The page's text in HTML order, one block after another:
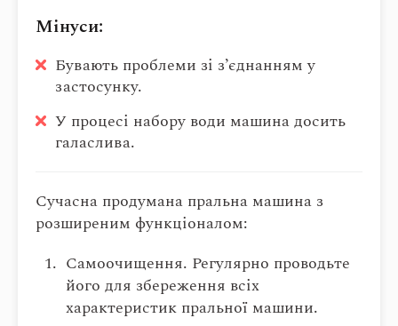
Мінуси:
Бувають проблеми зі з’єднанням у
застосунку.
У процесі набору води машина досить
галаслива.
Сучасна продумана пральна машина з
розширеним функціоналом:
Самоочищення. Регулярно проводьте
його для збереження всіх
характеристик пральної машини.